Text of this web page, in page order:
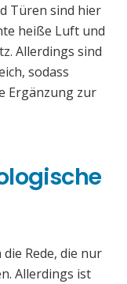
Türen sind hier
heiße Luft und
Allerdings sind
sodass
Ergänzung zur
Rede, die nur
Allerdings ist